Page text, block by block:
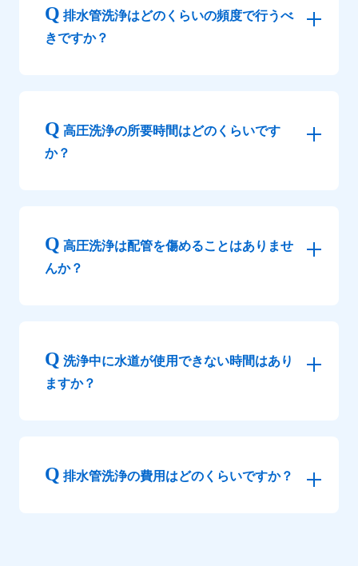
排水管洗浄はどのくらいの頻度で行うべ
きですか？
高圧洗浄の所要時間はどのくらいです
か？
高圧洗浄は配管を傷めることはありませ
んか？
洗浄中に水道が使用できない時間はあり
ますか？
排水管洗浄の費用はどのくらいですか？